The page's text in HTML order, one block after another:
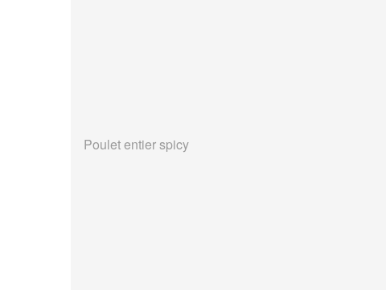
Poulet entier spicy